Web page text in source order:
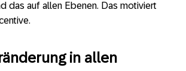
das auf allen Ebenen. Das motiviert
in allen